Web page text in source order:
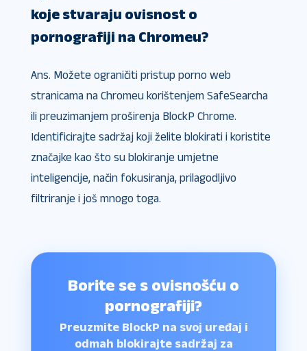
koje stvaraju ovisnost o
pornografiji na Chromeu?
Ans. Možete ograničiti pristup porno web
stranicama na Chromeu korištenjem SafeSearcha
ili preuzimanjem proširenja BlockP Chrome.
Identificirajte sadržaj koji želite blokirati i koristite
značajke kao što su blokiranje umjetne
inteligencije, način fokusiranja, prilagodljivo
filtriranje i još mnogo toga.
Borite se s ovisnošću o
pornografiji?
Preuzmite BlockP na svoj uređaj i
odmah blokirajte sadržaj za